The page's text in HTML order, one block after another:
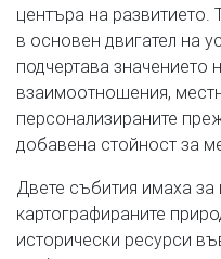
центъра на
в основен двигател на
подчертава значението
взаимоотношения,
персонализираните
добавена стойност за
Двете събития имаха за
картографираните
исторически ресурси